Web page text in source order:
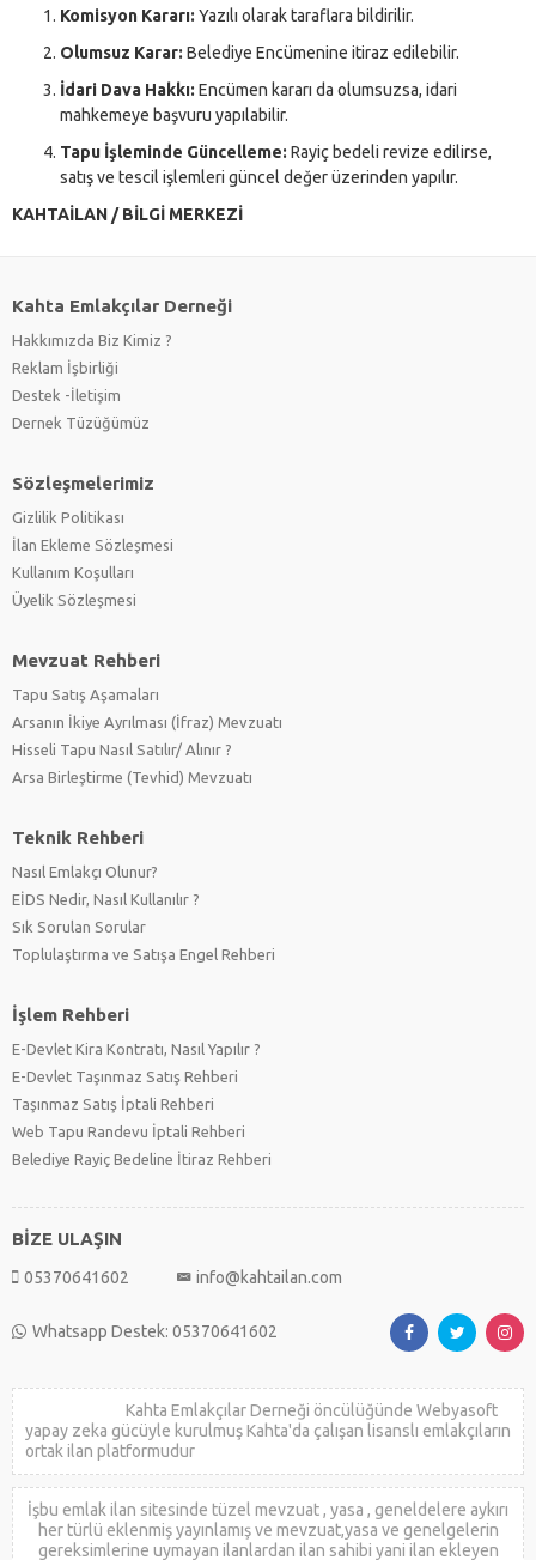
Komisyon Kararı: Yazılı olarak taraflara bildirilir.
Olumsuz Karar: Belediye Encümenine itiraz edilebilir.
İdari Dava Hakkı: Encümen kararı da olumsuzsa, idari
mahkemeye başvuru yapılabilir.
Tapu İşleminde Güncelleme: Rayiç bedeli revize edilirse,
satış ve tescil işlemleri güncel değer üzerinden yapılır.
KAHTAİLAN / BİLGİ MERKEZİ
Kahta Emlakçılar Derneği
Hakkımızda Biz Kimiz ?
Reklam İşbirliği
Destek -İletişim
Dernek Tüzüğümüz
Sözleşmelerimiz
Gizlilik Politikası
İlan Ekleme Sözleşmesi
Kullanım Koşulları
Üyelik Sözleşmesi
Mevzuat Rehberi
Tapu Satış Aşamaları
Arsanın İkiye Ayrılması (İfraz) Mevzuatı
Hisseli Tapu Nasıl Satılır/ Alınır ?
Arsa Birleştirme (Tevhid) Mevzuatı
Teknik Rehberi
Nasıl Emlakçı Olunur?
EİDS Nedir, Nasıl Kullanılır ?
Sık Sorulan Sorular
Toplulaştırma ve Satışa Engel Rehberi
İşlem Rehberi
E-Devlet Kira Kontratı, Nasıl Yapılır ?
E-Devlet Taşınmaz Satış Rehberi
Taşınmaz Satış İptali Rehberi
Web Tapu Randevu İptali Rehberi
Belediye Rayiç Bedeline İtiraz Rehberi
BİZE ULAŞIN
05370641602 info@kahtailan.com
Whatsapp Destek: 05370641602
Kahta Emlakçılar Derneği öncülüğünde Webyasoft
yapay zeka gücüyle kurulmuş Kahta'da çalışan lisanslı emlakçıların
ortak ilan platformudur
İşbu emlak ilan sitesinde tüzel mevzuat , yasa , geneldelere aykırı
her türlü eklenmiş yayınlamış ve mevzuat,yasa ve genelgelerin
gereksimlerine uymayan ilanlardan ilan sahibi yani ilan ekleyen